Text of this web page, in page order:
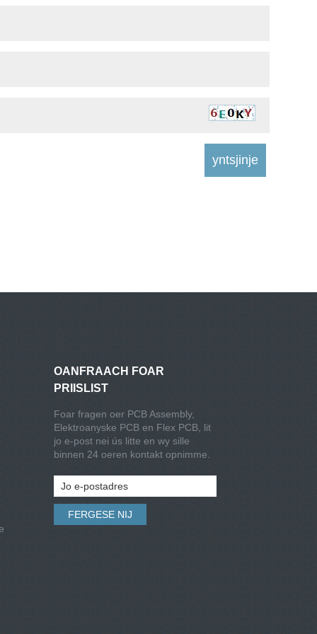
OANFRAACH FOAR
PRIISLIST
Foar fragen oer PCB Assembly,
Elektroanyske PCB en Flex PCB, lit
jo e-post nei ús litte en wy sille
binnen 24 oeren kontakt opnimme.